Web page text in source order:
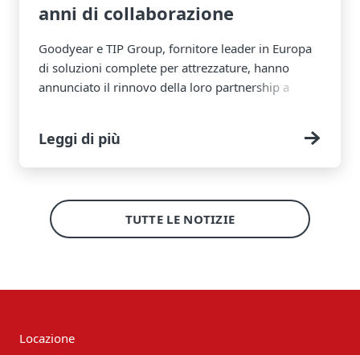
anni di collaborazione
Goodyear e TIP Group, fornitore leader in Europa
di soluzioni complete per attrezzature, hanno
annunciato il rinnovo della loro partnership a
costruttiva collaborazione tra le due aziende. Negli
ultimi due decenni, Goodyear e TIP Group hanno
operazioni di flotte esigenti in tutta Europa.
Leggi di più
TUTTE LE NOTIZIE
Locazione